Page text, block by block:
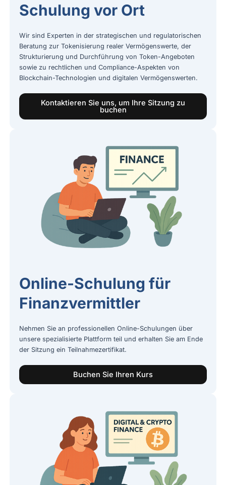
Schulung vor Ort
Wir sind Experten in der strategischen und regulatorischen
Beratung zur Tokenisierung realer Vermögenswerte, der
Strukturierung und Durchführung von Token-Angeboten
sowie zu rechtlichen und Compliance-Aspekten von
Blockchain-Technologien und digitalen Vermögenswerten.
Kontaktieren Sie uns, um Ihre Sitzung zu
buchen
Online-Schulung für
Finanzvermittler
Nehmen Sie an professionellen Online-Schulungen über
unsere spezialisierte Plattform teil und erhalten Sie am Ende
der Sitzung ein Teilnahmezertifikat.
Buchen Sie Ihren Kurs